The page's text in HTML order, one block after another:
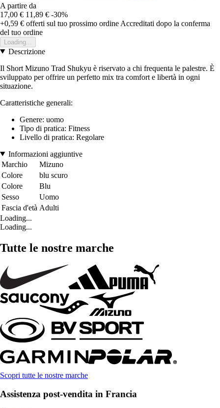
A partire da
17,00 € 11,89 € -30%
+0,59 € offerti sul tuo prossimo ordine Accreditati dopo la conferma
del tuo ordine
Loading...
Descrizione
Il Short Mizuno Trad Shukyu è riservato a chi frequenta le palestre. È
sviluppato per offrire un perfetto mix tra comfort e libertà in ogni
situazione.
Caratteristiche generali:
Genere: uomo
Tipo di pratica: Fitness
Livello di pratica: Regolare
Informazioni aggiuntive
Marchio
Mizuno
Colore
blu scuro
Colore
Blu
Sesso
Uomo
Fascia d'età Adulti
Loading...
Loading...
Tutte le nostre marche
Scopri tutte le nostre marche
Assistenza post-vendita in Francia